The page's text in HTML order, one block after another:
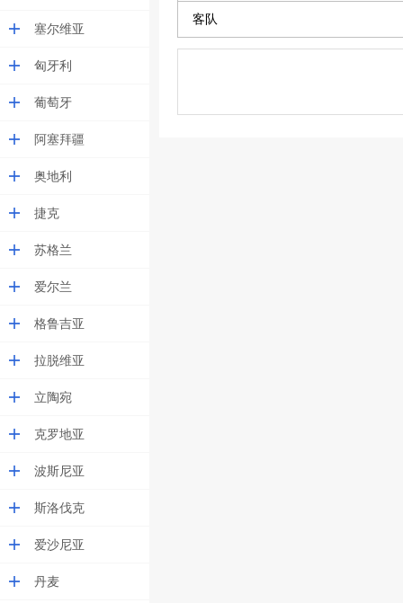
塞尔维亚
匈牙利
葡萄牙
阿塞拜疆
奥地利
捷克
苏格兰
爱尔兰
格鲁吉亚
拉脱维亚
立陶宛
克罗地亚
波斯尼亚
斯洛伐克
爱沙尼亚
丹麦
客队